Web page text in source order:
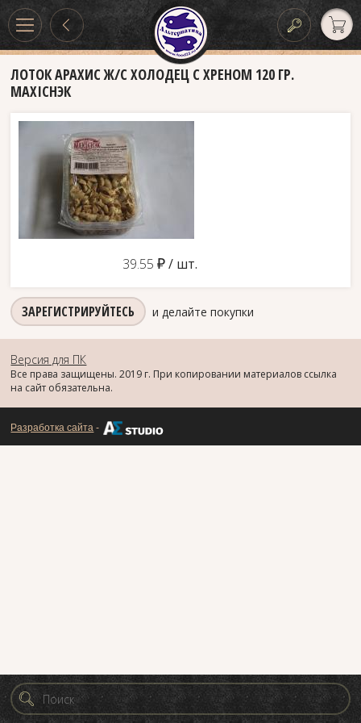
ЛОТОК АРАХИС Ж/С ХОЛОДЕЦ С ХРЕНОМ 120 ГР.
MAXIСНЭК
39.55 д/ шт.
ЗАРЕГИСТРИРУЙТЕСЬ и делайте покупки
Версия для ПК
Все права защищены. 2019 г. При копировании материалов ссылка
на сайт обязательна.
Разработка сайта -